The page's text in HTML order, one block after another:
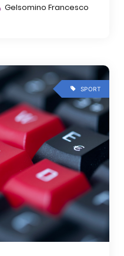
Gelsomino Francesco
SPORT